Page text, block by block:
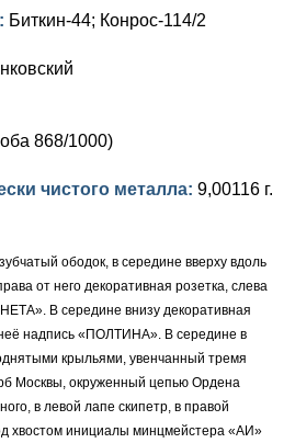
1741)
Биткин-44; Конрос-114/2
868/1000)
чистого металла: 9,00116 г.
ободок, в середине вверху вдоль
от него декоративная розетка, слева
В середине внизу декоративная
надпись «ПОЛТИНА». В середине в
крыльями, увенчанный тремя
Москвы, окруженный цепью Ордена
в левой лапе скипетр, в правой
хвостом инициалы минцмейстера «АИ»